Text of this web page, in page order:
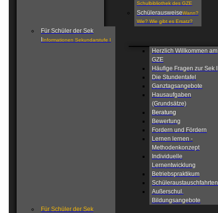
Schulbibliothek des GZE
SchülerausweiseWann?
Wie? Wie gibt es Ersatz?
Für Schüler der Sek
Informationen Sekundarstufe I
Herzlich Willkommen am
GZE
Häufige Fragen zur Sek I
Die Stundentafel
Ganztagsangebote
Hausaufgaben
(Grundsätze)
Beratung
Bewertung
Fordern und Fördern
Lernen lernen -
Methodenkonzept
Individuelle
Lernentwicklung
Betriebspraktikum
Schüleraustauschfahrten
Außerschul.
Bildungsangebote
Für Schüler der Sek